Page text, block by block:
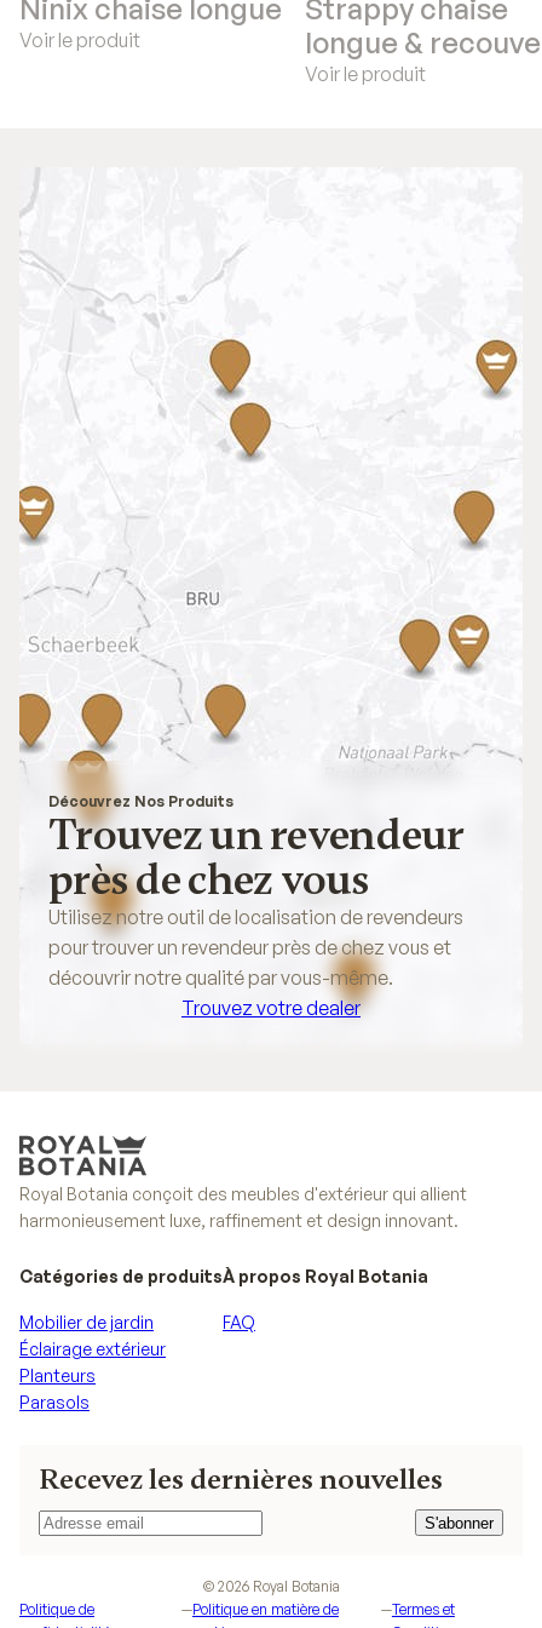
Ninix chaise longue
Voir le produit
Strappy chaise
longue &
Voir le produit
Découvrez Nos Produits
Trouvez un revendeur
près de chez vous
Utilisez notre outil de localisation de revendeurs
pour trouver un revendeur près de chez vous et
découvrir notre qualité par vous-même.
Trouvez votre dealer
Royal Botania conçoit des meubles d'extérieur qui allient
harmonieusement luxe, raffinement et design innovant.
Recevez les dernières nouvelles
S'abonner
S'abonner
Catégories de produits
Mobilier de jardin
Éclairage extérieur
Planteurs
Parasols
À propos Royal Botania
FAQ
© 2026 Royal Botania
Politique de
—Politique en matière de
—Termes et